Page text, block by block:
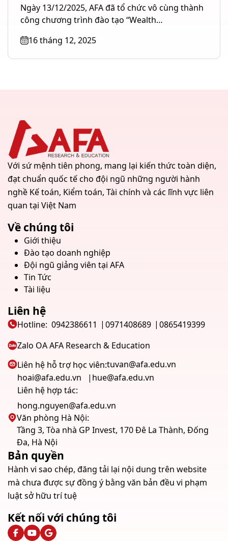
Ngân hàng TMCP Quốc tế Việt Nam (VIB) tại
TP. Hồ Chí Minh
Ngày 13/12/2025, AFA đã tổ chức vô cùng thành
công chương trình đào tạo “Wealth
16 tháng 12, 2025
Với sứ mệnh tiên phong, mang lại kiến thức toàn diện,
đạt chuẩn quốc tế cho đội ngũ những người hành
nghề Kế toán, Kiểm toán, Tài chính và các lĩnh vực liên
quan tại Việt Nam
Về chúng tôi
Giới thiệu
Đào tạo doanh nghiệp
Đội ngũ giảng viên tại AFA
Tin Tức
Tài liệu
Liên hệ
Hotline: 0942386611 0971408689
0865419399
Zalo OA AFA Research & Education
Liên hệ hỗ trợ học viên:tuvan@afa.edu.vn
hoai@afa.edu.vn
hue@afa.edu.vn
Liên hệ hợp tác:
hong.nguyen@afa.edu.vn
Văn phòng Hà Nội:
Tầng 3, Tòa nhà GP Invest, 170 Đê La Thành, Đống
Đa, Hà Nội
Bản quyền
Hành vi sao chép, đăng tải lại nội dung trên website
mà chưa được sự đồng ý bằng văn bản đều vi phạm
luật sở hữu trí tuệ
Kết nối với chúng tôi